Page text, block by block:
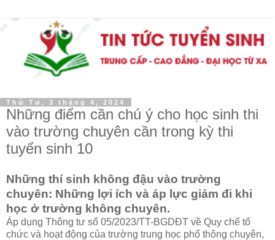
Thứ Tư, 3 tháng 4, 2024
Những điểm cần chú ý cho học sinh thi
vào trường chuyên cần trong kỳ thi
tuyển sinh 10
Những thí sinh không đậu vào trường
chuyên: Những lợi ích và áp lực giảm đi khi
học ở trường không chuyên.
Áp dụng Thông tư số 05/2023/TT-BGDĐT về Quy chế tổ
chức và hoạt động của trường trung học phổ thông chuyên,